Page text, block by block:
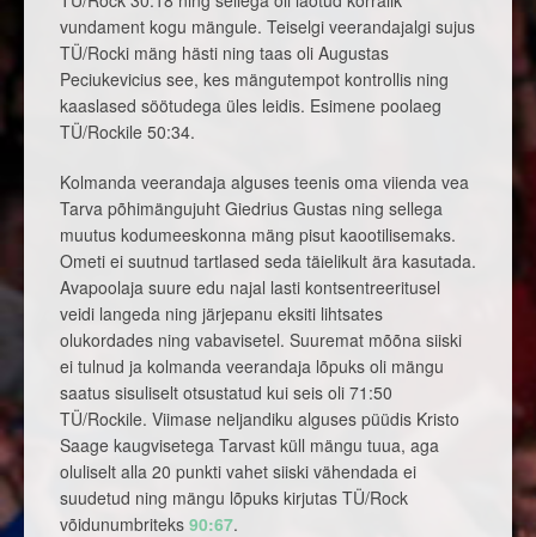
vundament kogu mängule. Teiselgi veerandajalgi sujus
TÜ/Rocki mäng hästi ning taas oli Augustas
Peciukevicius see, kes mängutempot kontrollis ning
kaaslased söötudega üles leidis. Esimene poolaeg
TÜ/Rockile 50:34.
Kolmanda veerandaja alguses teenis oma viienda vea
Tarva põhimängujuht Giedrius Gustas ning sellega
muutus kodumeeskonna mäng pisut kaootilisemaks.
Ometi ei suutnud tartlased seda täielikult ära kasutada.
Avapoolaja suure edu najal lasti kontsentreeritusel
veidi langeda ning järjepanu eksiti lihtsates
olukordades ning vabavisetel. Suuremat mõõna siiski
ei tulnud ja kolmanda veerandaja lõpuks oli mängu
saatus sisuliselt otsustatud kui seis oli 71:50
TÜ/Rockile. Viimase neljandiku alguses püüdis Kristo
Saage kaugvisetega Tarvast küll mängu tuua, aga
oluliselt alla 20 punkti vahet siiski vähendada ei
suudetud ning mängu lõpuks kirjutas TÜ/Rock
võidunumbriteks 90:67.